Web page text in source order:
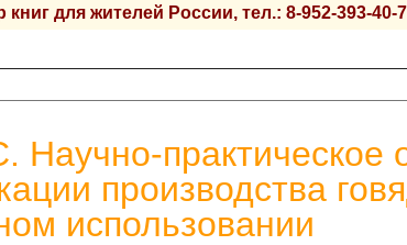
для жителей России, тел.: 8-952-393-40-
Научно-практическое
производства
использовании